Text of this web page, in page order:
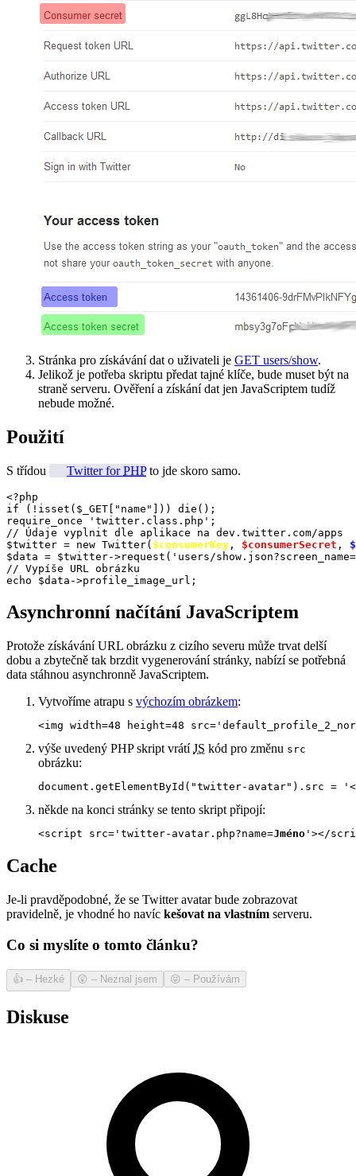
Stránka pro získávání dat o uživateli je GET users/show.
Jelikož je potřeba skriptu předat tajné klíče, bude muset být na
straně serveru. Ověření a získání dat jen JavaScriptem tudíž
nebude možné.
Použití
S třídou Twitter forPHPto jde skoro samo.
<?php
if (!isset($_GET["name"])) die();
require_once 'twitter.class.php';
// Údaje vyplnit dle aplikace na dev.twitter.com/apps
$twitter = new Twitter( $consumerKey , $consumerSecret ,
$data = $twitter->request('users/
// Vypíše URL obrázku
echo $data->profile_image_url;
Asynchronní načítání JavaScriptem
Protože získávání URL obrázku z cizího severu může trvat delší
dobu a zbytečně tak brzdit vygenerování stránky, nabízí se potřebná
data stáhnou asynchronně JavaScriptem.
Vytvoříme atrapu s výchozím obrázkem:
<img width=48 height=48
výše uvedený PHP skript vrátíJS kód pro změnu src
obrázku:
document.getElementById("twitter-avatar").src =
někde na konci stránky se tento skript připojí:
<script src='twitter-avatar.php?name=Jméno '></
Cache
Je-li pravděpodobné, že se Twitter avatar bude zobrazovat
pravidelně, je vhodné ho navíc kešovat na vlastním serveru.
Co si myslíte o tomto článku?
👍 – Hezké 😲 – Neznal jsem 😝 – Používám
Diskuse